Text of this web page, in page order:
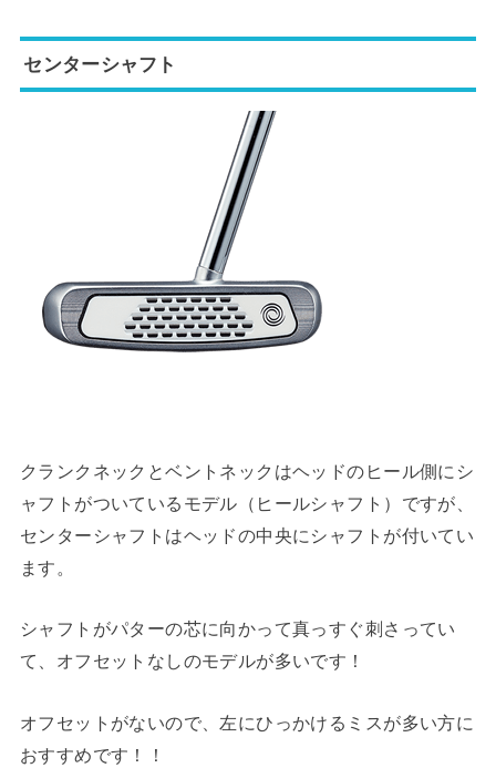
センターシャフト
クランクネックとベントネックはヘッドのヒール側にシ
ャフトがついているモデル（ヒールシャフト）ですが、
センターシャフトはヘッドの中央にシャフトが付いてい
ます。
シャフトがパターの芯に向かって真っすぐ刺さってい
て、オフセットなしのモデルが多いです！
オフセットがないので、左にひっかけるミスが多い方に
おすすめです！！